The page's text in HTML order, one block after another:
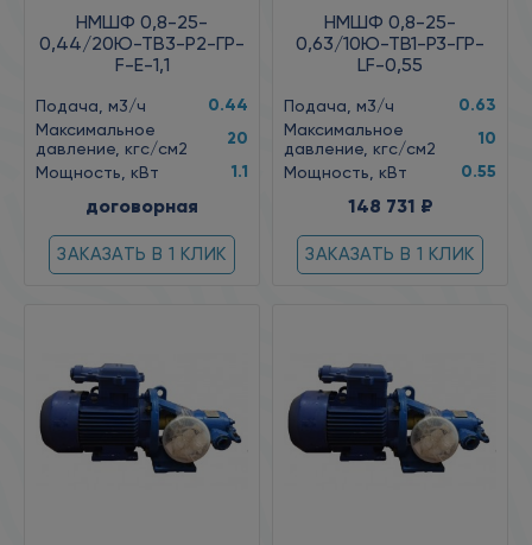
НМШФ 0,8-25-
0,44/20Ю-ТВ3-Р2-ГР-
F-Е-1,1
Подача, м3/ч 0.44
Максимальное
давление, кгс/см2
20
Мощность, кВт 1.1
договорная
ЗАКАЗАТЬ В 1 КЛИК
НМШФ 0,8-25-
0,63/10Ю-ТВ1-Р3-ГР-
LF-0,55
Подача, м3/ч 0.63
Максимальное
давление, кгс/см2
10
Мощность, кВт 0.55
148 731 ₽
ЗАКАЗАТЬ В 1 КЛИК